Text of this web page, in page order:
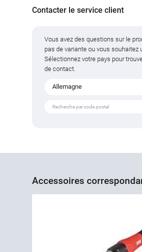
Contacter le service client
Vous avez des questions sur le
pas de variante ou vous souhaitez
Sélectionnez votre pays pour
de contact.
Allemagne
Accessoires